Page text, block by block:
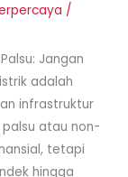
/
Jangan
adalah
infrastruktur
palsu atau non-
tetapi
hingga